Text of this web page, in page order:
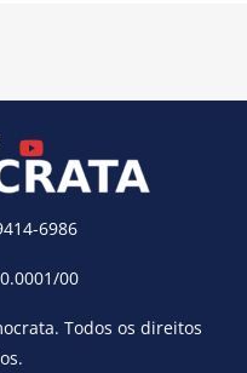
6986
00
. Todos os direitos